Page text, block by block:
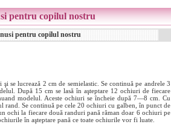
pentru copilul nostru
pentru copilul nostru
se lucrează 2 cm de semielastic. Se continuă pe andrele 3
După 15 cm se lasă în aşteptare 12 ochiuri de fiecare
modelul. Aceste ochiuri se încheie după 7—8 cm. Cu
rand. Se continuă pe cele 20 ochiuri cu galben, în punct de
ochi la fiecare două randuri pană răman doar 6 ochiuri pe
în aşteptare pană ce toate ochiurile vor fi luate.